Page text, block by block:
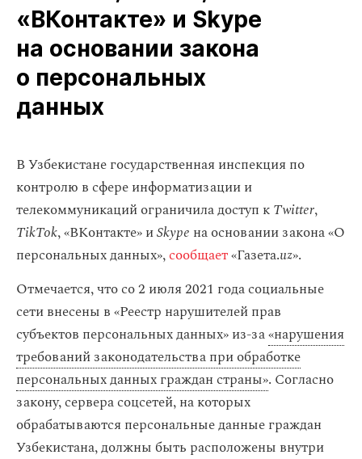
«ВКонтакте» и Skype
на основании закона
о персональных
данных
В Узбекистане государственная инспекция по
контролю в сфере информатизации и
телекоммуникаций ограничила доступ кTwitter,
TikTok, «ВКонтакте» иSkype на основании закона «О
персональных данных»,сообщает«Газета.uz».
Отмечается, что со 2 июля 2021 года социальные
сети внесены в «Реестр нарушителей прав
субъектов персональных данных» из-за«нарушения
требований законодательства при обработке
персональных данных граждан страны». Согласно
закону, сервера соцсетей, на которых
обрабатываются персональные данные граждан
Узбекистана, должны быть расположены внутри